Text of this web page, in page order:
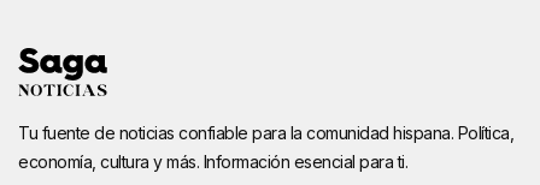
Tu fuente de noticias confiable para la comunidad hispana. Política,
economía, cultura y más. Información esencial para ti.